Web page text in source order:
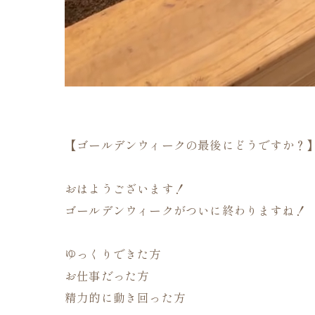
【ゴールデンウィークの最後にどうですか？
おはようございます！
ゴールデンウィークがついに終わりますね！
ゆっくりできた方
お仕事だった方
精力的に動き回った方